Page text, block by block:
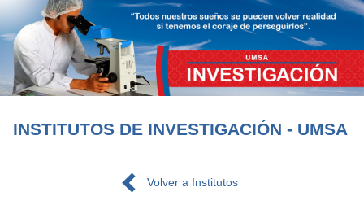
INSTITUTOS DE INVESTIGACIÓN - UMSA
Volver a Institutos